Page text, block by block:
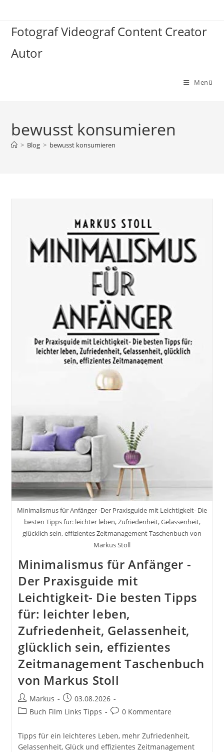
springen
Fotograf Videograf Content Creator
Autor
Menü
bewusst konsumieren
> Blog > bewusst konsumieren
Minimalismus für Anfänger -Der Praxisguide mit Leichtigkeit- Die
besten Tipps für: leichter leben, Zufriedenheit, Gelassenheit,
glücklich sein, effizientes Zeitmanagement Taschenbuch von
Markus Stoll
Minimalismus für Anfänger -
Der Praxisguide mit
Leichtigkeit- Die besten Tipps
für: leichter leben,
Zufriedenheit, Gelassenheit,
glücklich sein, effizientes
Zeitmanagement Taschenbuch
von Markus Stoll
Beitrags-
Autor:
Markus
Beitrag
veröffentlicht:
03.08.2026
Beitrags-
Buch Film Links Tipps
Beitrags-
0 Kommentare
Tipps für ein leichteres Leben, mehr Zufriedenheit,
Gelassenheit, Glück und effizientes Zeitmanagement